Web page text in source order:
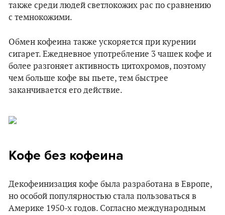
также среди людей светлокожих рас по сравнению
с темнокожими.
Обмен кофеина также ускоряется при курении
сигарет. Ежедневное употребление 3 чашек кофе и
более разгоняет активность цитохромов, поэтому
чем больше кофе вы пьете, тем быстрее
заканчивается его действие.
Кофе без кофеина
Декофеинизация кофе была разработана в Европе,
но особой популярностью стала пользоваться в
Америке 1950-х годов. Согласно международным